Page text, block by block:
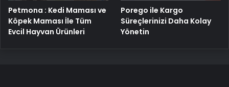
Petmona : Kedi Maması ve
Köpek Maması İle Tüm
Evcil Hayvan Ürünleri
Porego ile Kargo
Süreçlerinizi Daha Kolay
Yönetin